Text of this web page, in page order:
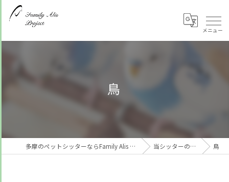
鳥
多摩のペットシッターならFamily Alis Project 当シッターの特徴 鳥